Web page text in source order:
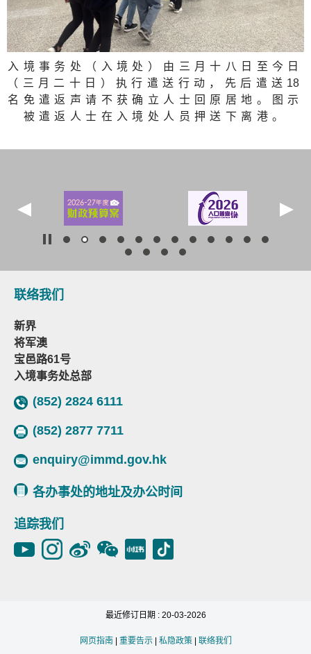
入境事务处（入境处）由三月十八日至今日
（三月二十日）执行遣送行动，先后遣送 18
名免遣返声请不获确立人士回原居地。图示
被遣返人士在入境处人员押送下离港。
联络我们
新界
将军澳
宝邑路61号
入境事务处总部
(852) 2824 6111
(852) 2877 7711
enquiry@immd.gov.hk
各办事处的地址及办公时间
追踪我们
最近修订日期 : 20-03-2026
网页指南| 重要告示| 私隐政策| 联络我们